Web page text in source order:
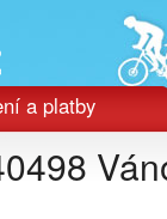
a platby